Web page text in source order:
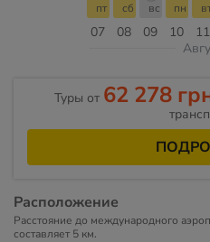
07
пт
08
сб
09
вс
10
пн
11
Туры от 62 278
Расположение
Расстояние до международного
составляет 5 км.